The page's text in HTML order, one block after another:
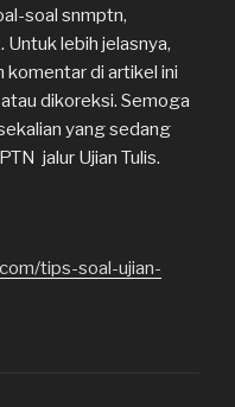
soal snmptn,
lebih jelasnya,
di artikel ini
dikoreksi. Semoga
yang sedang
jalur Ujian Tulis.
tips-soal-ujian-